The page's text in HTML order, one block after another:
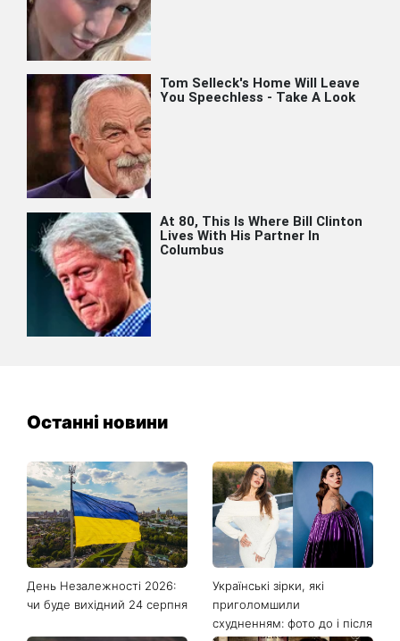
Останні новини
День Незалежності 2026:
чи буде вихідний 24 серпня
Українські зірки, які
приголомшили
схудненням: фото до і після